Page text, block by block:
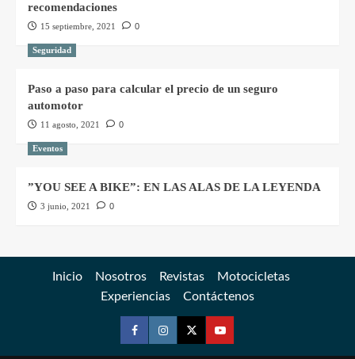
recomendaciones
15 septiembre, 2021 0
Seguridad
Paso a paso para calcular el precio de un seguro
automotor
11 agosto, 2021 0
Eventos
”YOU SEE A BIKE”: EN LAS ALAS DE LA LEYENDA
3 junio, 2021 0
Inicio Nosotros Revistas
Motocicletas
Experiencias
Contáctenos